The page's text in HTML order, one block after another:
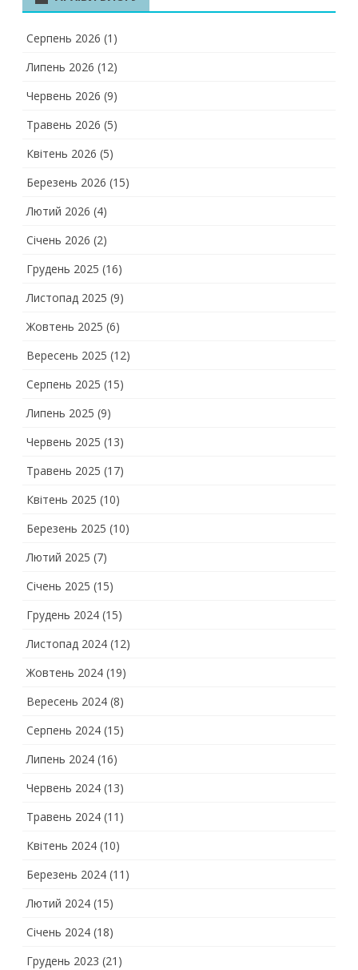
Серпень 2026 (1)
Липень 2026 (12)
Червень 2026 (9)
Травень 2026 (5)
Квітень 2026 (5)
Березень 2026 (15)
Лютий 2026 (4)
Січень 2026 (2)
Грудень 2025 (16)
Листопад 2025 (9)
Жовтень 2025 (6)
Вересень 2025 (12)
Серпень 2025 (15)
Липень 2025 (9)
Червень 2025 (13)
Травень 2025 (17)
Квітень 2025 (10)
Березень 2025 (10)
Лютий 2025 (7)
Січень 2025 (15)
Грудень 2024 (15)
Листопад 2024 (12)
Жовтень 2024 (19)
Вересень 2024 (8)
Серпень 2024 (15)
Липень 2024 (16)
Червень 2024 (13)
Травень 2024 (11)
Квітень 2024 (10)
Березень 2024 (11)
Лютий 2024 (15)
Січень 2024 (18)
Грудень 2023 (21)